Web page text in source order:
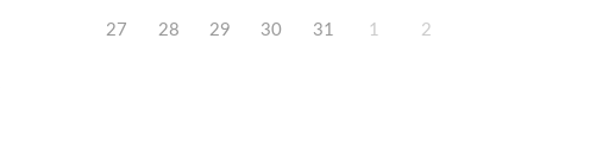
27 28 29 30 31 1 2